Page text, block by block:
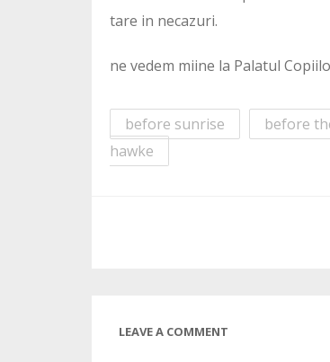
tare in necazuri.
ne vedem miine la Palatul
before sunrise before
hawke
LEAVE A COMMENT